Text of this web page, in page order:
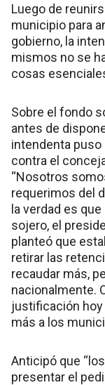
Luego de
municipio para
gobierno, la
mismos no se
cosas
Sobre el fondo
antes de
intendenta puso
contra el
“Nosotros
requerimos del
la verdad es
sojero, el
planteó que
retirar las
recaudar más,
nacionalmente.
justificación hoy
más a los
Anticipó que
presentar el